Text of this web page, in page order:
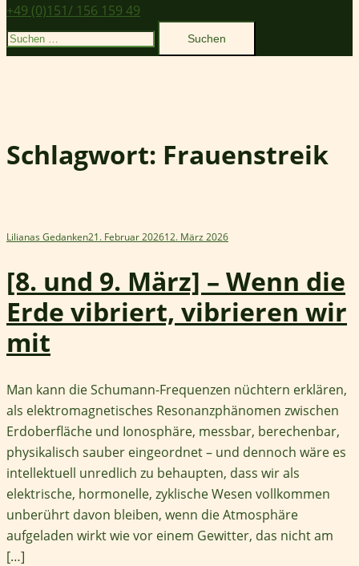
+49 (0)151/ 156 159 49
Suchen
nach:
Schlagwort: Frauenstreik
Lilianas Gedanken21. Februar 202612. März 2026
[8. und 9. März] – Wenn die
Erde vibriert, vibrieren wir
mit
Man kann die Schumann-Frequenzen nüchtern erklären,
als elektromagnetisches Resonanzphänomen zwischen
Erdoberfläche und Ionosphäre, messbar, berechenbar,
physikalisch sauber eingeordnet – und dennoch wäre es
intellektuell unredlich zu behaupten, dass wir als
elektrische, hormonelle, zyklische Wesen vollkommen
unberührt davon bleiben, wenn die Atmosphäre
aufgeladen wirkt wie vor einem Gewitter, das nicht am
[…]